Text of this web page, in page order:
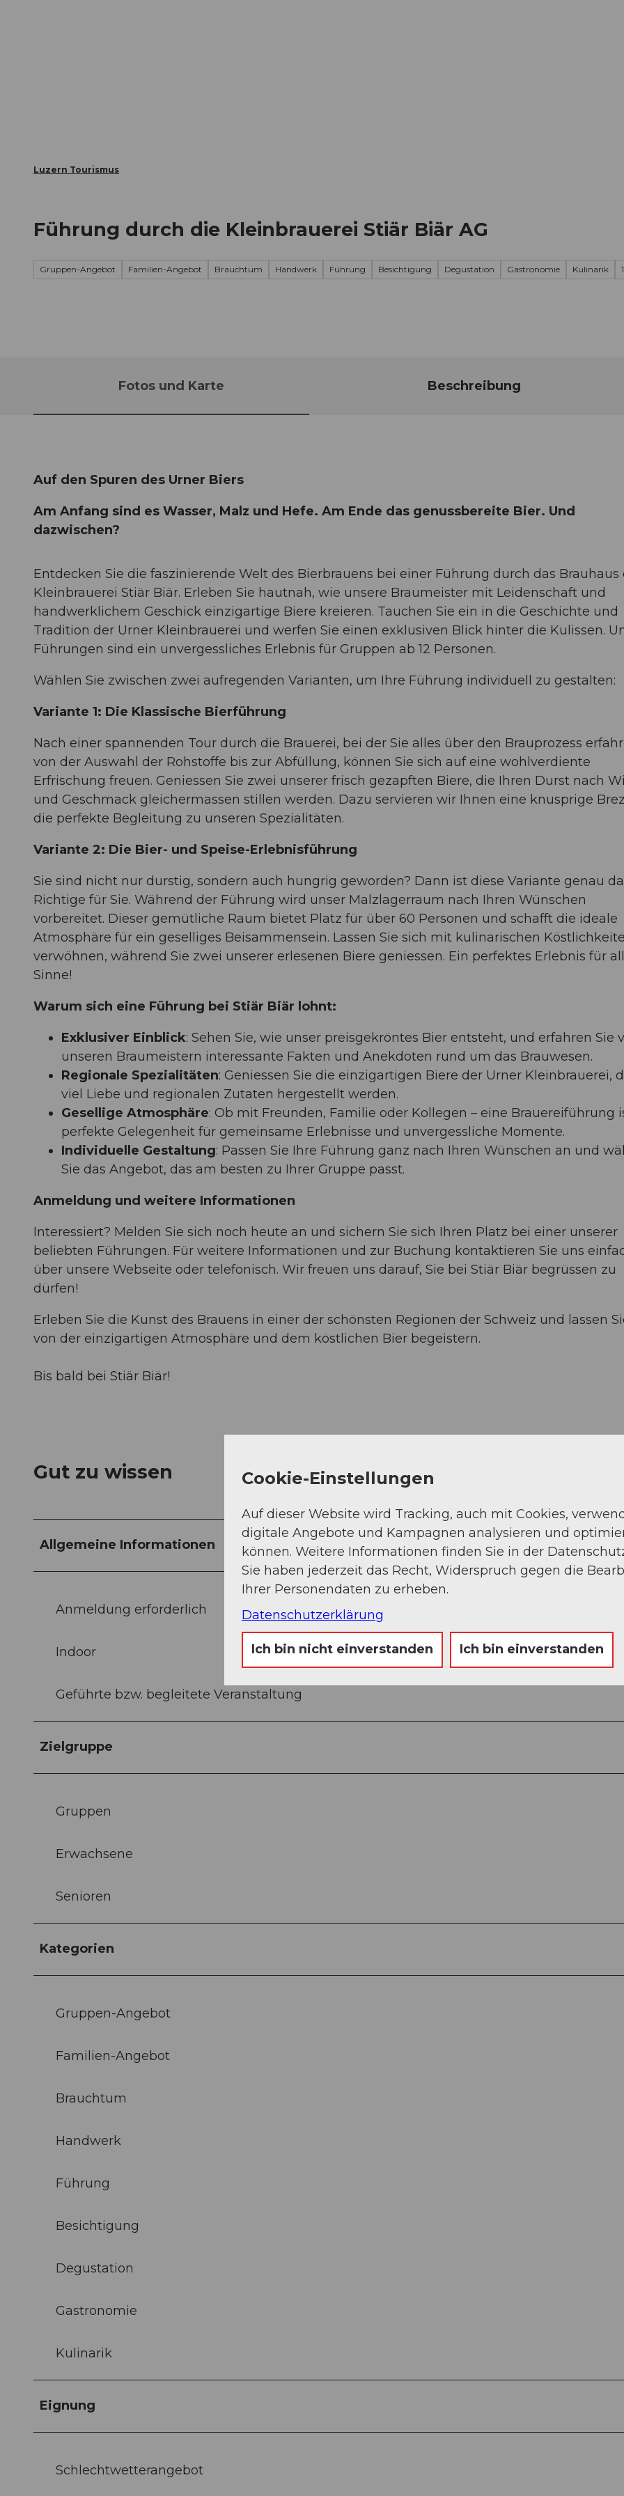
Luzern Tourismus
Führung durch die Kleinbrauerei Stiär Biär AG
Gruppen-Angebot Familien-Angebot Brauchtum Handwerk Führung Besichtigung Degustation Gastronomie Kulinarik
Fotos und Karte Beschreibung
Auf den Spuren des Urner Biers
Am Anfang sind es Wasser, Malz und Hefe. Am Ende das genussbereite Bier. Und
dazwischen?
Entdecken Sie die faszinierende Welt des Bierbrauens bei einer Führung durch das Brauhaus
Kleinbrauerei Stiär Biär. Erleben Sie hautnah, wie unsere Braumeister mit Leidenschaft und
handwerklichem Geschick einzigartige Biere kreieren. Tauchen Sie ein in die Geschichte und
Tradition der Urner Kleinbrauerei und werfen Sie einen exklusiven Blick hinter die Kulissen.
Führungen sind ein unvergessliches Erlebnis für Gruppen ab 12 Personen.
Wählen Sie zwischen zwei aufregenden Varianten, um Ihre Führung individuell zu gestalten:
Variante 1: Die Klassische Bierführung
Nach einer spannenden Tour durch die Brauerei, bei der Sie alles über den Brauprozess
von der Auswahl der Rohstoffe bis zur Abfüllung, können Sie sich auf eine wohlverdiente
Erfrischung freuen. Geniessen Sie zwei unserer frisch gezapften Biere, die Ihren Durst nach
und Geschmack gleichermassen stillen werden. Dazu servieren wir Ihnen eine knusprige
die perfekte Begleitung zu unseren Spezialitäten.
Variante 2: Die Bier- und Speise-Erlebnisführung
Sie sind nicht nur durstig, sondern auch hungrig geworden? Dann ist diese Variante genau
Richtige für Sie. Während der Führung wird unser Malzlagerraum nach Ihren Wünschen
vorbereitet. Dieser gemütliche Raum bietet Platz für über 60 Personen und schafft die ideale
Atmosphäre für ein geselliges Beisammensein. Lassen Sie sich mit kulinarischen
verwöhnen, während Sie zwei unserer erlesenen Biere geniessen. Ein perfektes Erlebnis für
Sinne!
Warum sich eine Führung bei Stiär Biär lohnt:
Exklusiver Einblick: Sehen Sie, wie unser preisgekröntes Bier entsteht, und erfahren Sie
unseren Braumeistern interessante Fakten und Anekdoten rund um das Brauwesen.
Regionale Spezialitäten: Geniessen Sie die einzigartigen Biere der Urner Kleinbrauerei,
viel Liebe und regionalen Zutaten hergestellt werden.
Gesellige Atmosphäre: Ob mit Freunden, Familie oder Kollegen – eine Brauereiführung
perfekte Gelegenheit für gemeinsame Erlebnisse und unvergessliche Momente.
Individuelle Gestaltung: Passen Sie Ihre Führung ganz nach Ihren Wünschen an und
Sie das Angebot, das am besten zu Ihrer Gruppe passt.
Anmeldung und weitere Informationen
Interessiert? Melden Sie sich noch heute an und sichern Sie sich Ihren Platz bei einer unserer
beliebten Führungen. Für weitere Informationen und zur Buchung kontaktieren Sie uns
über unsere Webseite oder telefonisch. Wir freuen uns darauf, Sie bei Stiär Biär begrüssen zu
dürfen!
Erleben Sie die Kunst des Brauens in einer der schönsten Regionen der Schweiz und lassen
von der einzigartigen Atmosphäre und dem köstlichen Bier begeistern.
Bis bald bei Stiär Biär!
Gut zu wissen
Allgemeine Informationen
Anmeldung erforderlich
Indoor
Geführte bzw. begleitete Veranstaltung
Zielgruppe
Gruppen
Erwachsene
Senioren
Kategorien
Gruppen-Angebot
Familien-Angebot
Brauchtum
Handwerk
Führung
Besichtigung
Degustation
Gastronomie
Kulinarik
Eignung
Schlechtwetterangebot
Cookie-Einstellungen
Auf dieser Website wird Tracking, auch mit Cookies,
digitale Angebote und Kampagnen analysieren und
können. Weitere Informationen finden Sie in der
Sie haben jederzeit das Recht, Widerspruch gegen die
Ihrer Personendaten zu erheben.
Datenschutzerklärung
Ich bin nicht einverstanden Ich bin einverstanden